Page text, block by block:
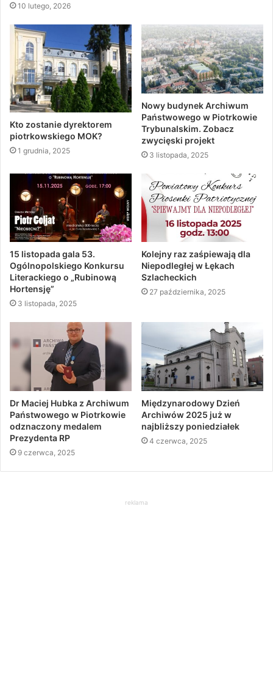
10 lutego, 2026
Kto zostanie dyrektorem
piotrkowskiego MOK?
1 grudnia, 2025
Nowy budynek Archiwum
Państwowego w Piotrkowie
Trybunalskim. Zobacz
zwycięski projekt
3 listopada, 2025
15 listopada gala 53.
Ogólnopolskiego Konkursu
Literackiego o „Rubinową
Hortensję”
3 listopada, 2025
Kolejny raz zaśpiewają dla
Niepodległej w Łękach
Szlacheckich
27 października, 2025
Dr Maciej Hubka z Archiwum
Państwowego w Piotrkowie
odznaczony medalem
Prezydenta RP
9 czerwca, 2025
Międzynarodowy Dzień
Archiwów 2025 już w
najbliższy poniedziałek
4 czerwca, 2025
reklama